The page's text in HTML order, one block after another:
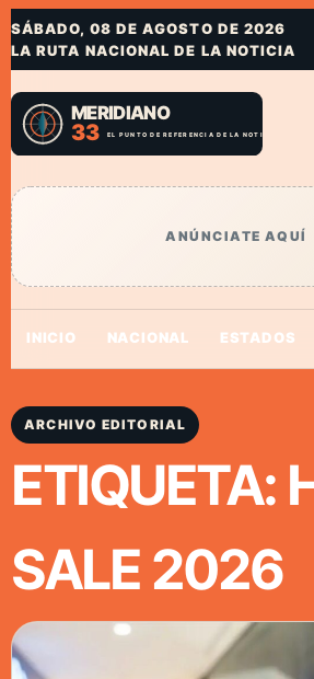
SÁBADO, 08 DE AGOSTO DE 2026
LA RUTA NACIONAL DE LA NOTICIA
ANÚNCIATE AQUÍ
INICIO NACIONAL ESTADOS
ARCHIVO EDITORIAL
ETIQUETA:
SALE 2026